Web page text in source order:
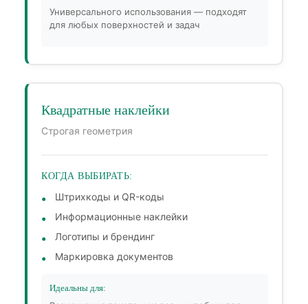
Универсального использования — подходят
для любых поверхностей и задач
Квадратные наклейки
Строгая геометрия
КОГДА ВЫБИРАТЬ:
Штрихкоды и QR-коды
Информационные наклейки
Логотипы и брендинг
Маркировка документов
Идеальны для: